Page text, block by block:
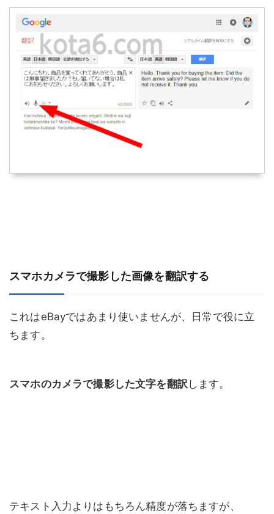
スマホカメラで撮影した画像を翻訳する
これはeBayではあまり使いませんが、日常で役に立
ちます。
スマホのカメラで撮影した文字を翻訳 します。
テキスト入力よりはもちろん精度が落ちますが、